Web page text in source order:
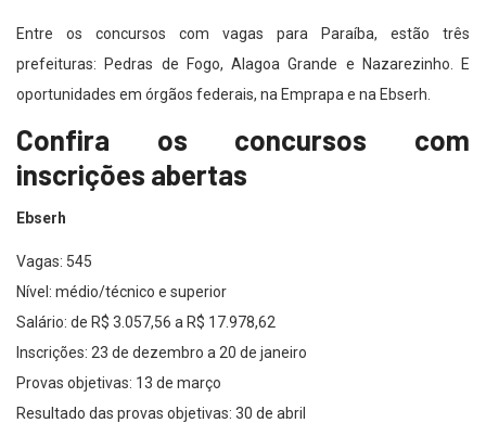
Entre os concursos com vagas para Paraíba, estão três
prefeituras: Pedras de Fogo, Alagoa Grande e Nazarezinho. E
oportunidades em órgãos federais, na Emprapa e na Ebserh.
Confira os concursos com
inscrições abertas
Ebserh
Vagas: 545
Nível: médio/técnico e superior
Salário: de R$ 3.057,56 a R$ 17.978,62
Inscrições: 23 de dezembro a 20 de janeiro
Provas objetivas: 13 de março
Resultado das provas objetivas: 30 de abril